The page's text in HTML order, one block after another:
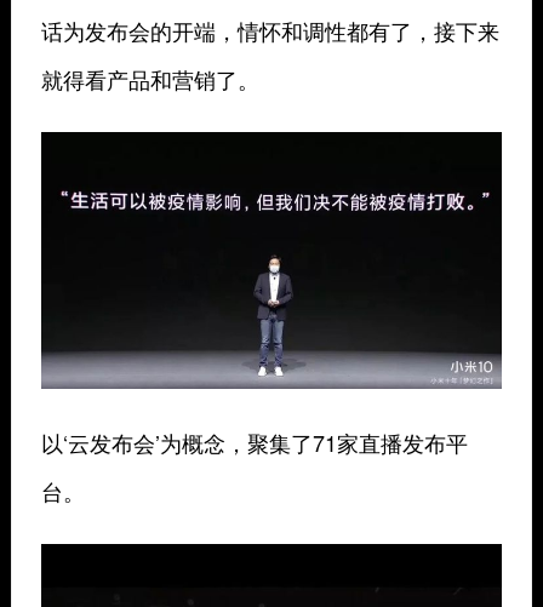
话为发布会的开端，情怀和调性都有了，接下来
就得看产品和营销了。
以‘云发布会’为概念，聚集了71家直播发布平
台。